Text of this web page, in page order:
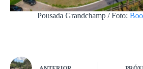
Pousada Grandchamp / Foto: